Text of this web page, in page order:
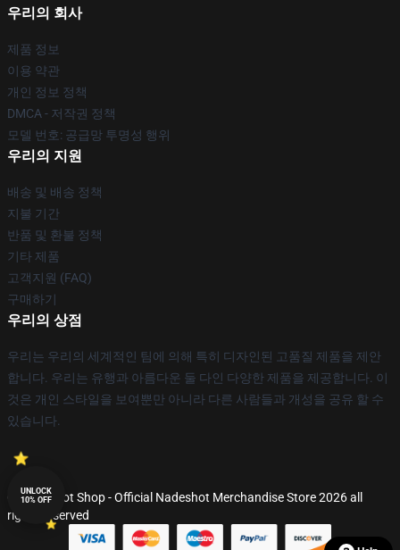
우리의 회사
제품 정보
이용 약관
개인 정보 정책
DMCA - 저작권 정책
모델 번호: 공급망 투명성 행위
우리의 지원
배송 및 배송 정책
지불 기간
반품 및 환불 정책
기타 제품
고객지원 (FAQ)
구매하기
우리의 상점
우리는 우리의 세계적인 팀에 의해 특히 디자인된 고품질 제품을 제안
합니다. 우리는 유행과 아름다운 둘 다인 다양한 제품을 제공합니다. 이
것은 개인 스타일을 보여뿐만 아니라 다른 사람들과 개성을 공유 할 수
있습니다.
© Nadeshot Shop - Official Nadeshot Merchandise Store 2026 all
rights reserved
UNLOCK
10% OFF